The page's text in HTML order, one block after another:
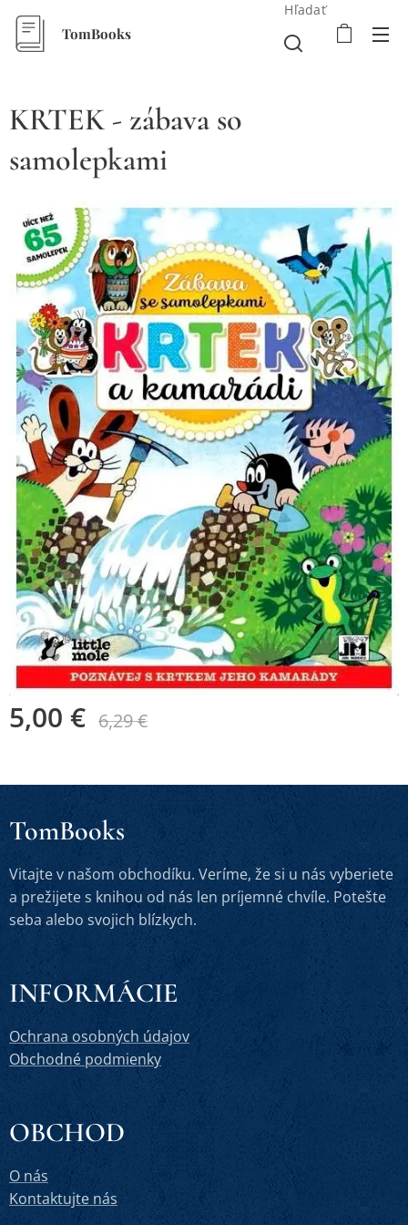
TomBooks
Hľadať
KRTEK - zábava so
samolepkami
5,00 € 6,29€
TomBooks
Vitajte v našom obchodíku. Veríme, že si u nás vyberiete
a prežijete s knihou od nás len príjemné chvíle. Potešte
seba alebo svojich blízkych.
INFORMÁCIE
Ochrana osobných údajov
Obchodné podmienky
OBCHOD
O nás
Kontaktujte nás